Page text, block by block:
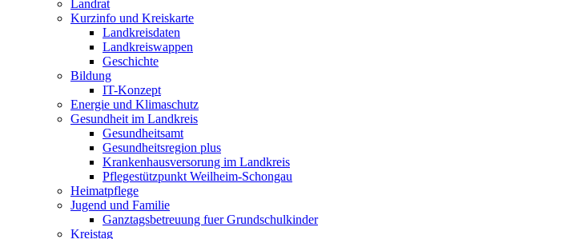
Landrat
Kurzinfo und Kreiskarte
Landkreisdaten
Landkreiswappen
Geschichte
Bildung
IT-Konzept
Energie und Klimaschutz
Gesundheit im Landkreis
Gesundheitsamt
Gesundheitsregion plus
Krankenhausversorung im Landkreis
Pflegestützpunkt Weilheim-Schongau
Heimatpflege
Jugend und Familie
Ganztagsbetreuung fuer Grundschulkinder
Kreistag